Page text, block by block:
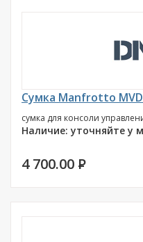
Сумка Manfrotto
сумка для консоли
Наличие: уточняйте у
4 700.00 P